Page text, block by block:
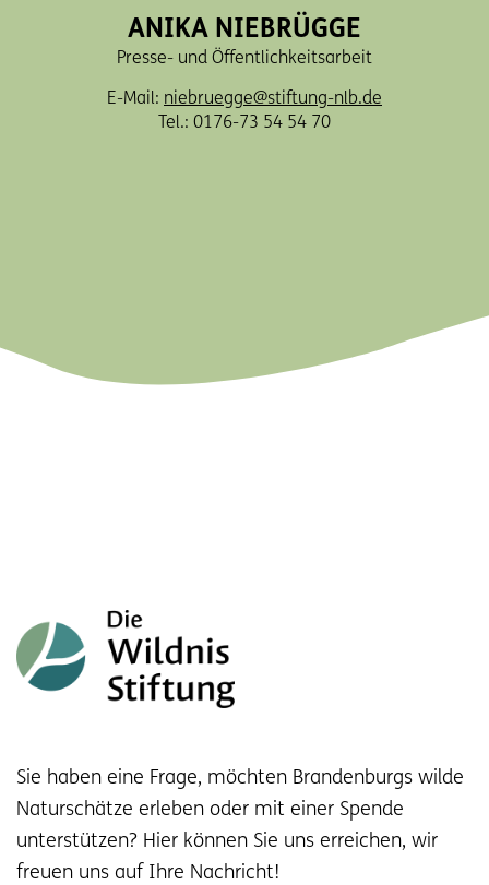
ANIKA NIEBRÜGGE
Presse- und Öffentlichkeitsarbeit
E-Mail: niebruegge@stiftung-nlb.de
Tel.: 0176-73 54 54 70
Sie haben eine Frage, möchten Brandenburgs wilde
Naturschätze erleben oder mit einer Spende
unterstützen? Hier können Sie uns erreichen, wir
freuen uns auf Ihre Nachricht!